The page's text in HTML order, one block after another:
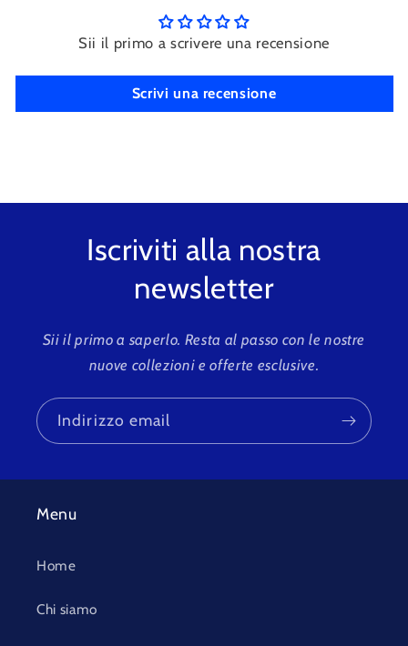
Sii il primo a scrivere una recensione
Scrivi una recensione
Iscriviti alla nostra
newsletter
Sii il primo a saperlo. Resta al passo con le nostre
nuove collezioni e offerte esclusive.
Indirizzo email
Menu
Home
Chi siamo